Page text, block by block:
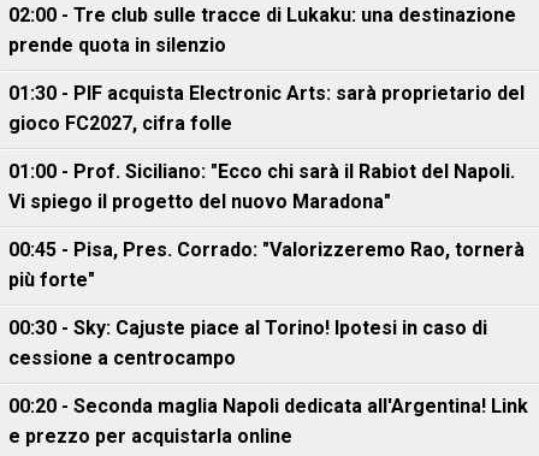
02:00 - Tre club sulle tracce di Lukaku: una destinazione
prende quota in silenzio
01:30 - PIF acquista Electronic Arts: sarà proprietario del
gioco FC2027, cifra folle
01:00 - Prof. Siciliano: "Ecco chi sarà il Rabiot del Napoli.
Vi spiego il progetto del nuovo Maradona"
00:45 - Pisa, Pres. Corrado: "Valorizzeremo Rao, tornerà
più forte"
00:30 - Sky: Cajuste piace al Torino! Ipotesi in caso di
cessione a centrocampo
00:20 - Seconda maglia Napoli dedicata all'Argentina! Link
e prezzo per acquistarla online